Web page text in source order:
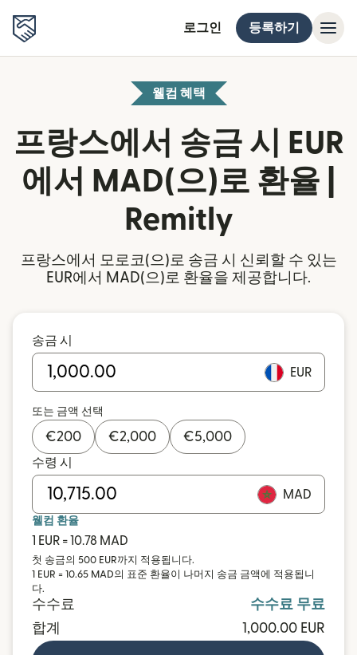
로그인 등록하기
웰컴 혜택
프랑스에서 송금 시 EUR
에서 MAD(으)로 환율 |
Remitly
프랑스에서 모로코(으)로 송금 시 신뢰할 수 있는
EUR에서 MAD(으)로 환율을 제공합니다.
송금 시
EUR
또는 금액 선택
€200 €2,000 €5,000
수령 시
MAD
웰컴 환율
1 EUR = 10.78 MAD
첫 송금의 500 EUR까지 적용됩니다.
1 EUR = 10.65 MAD의 표준 환율이 나머지 송금 금액에 적용됩니
다.
수수료
수수료 무료
합계
1,000.00 EUR